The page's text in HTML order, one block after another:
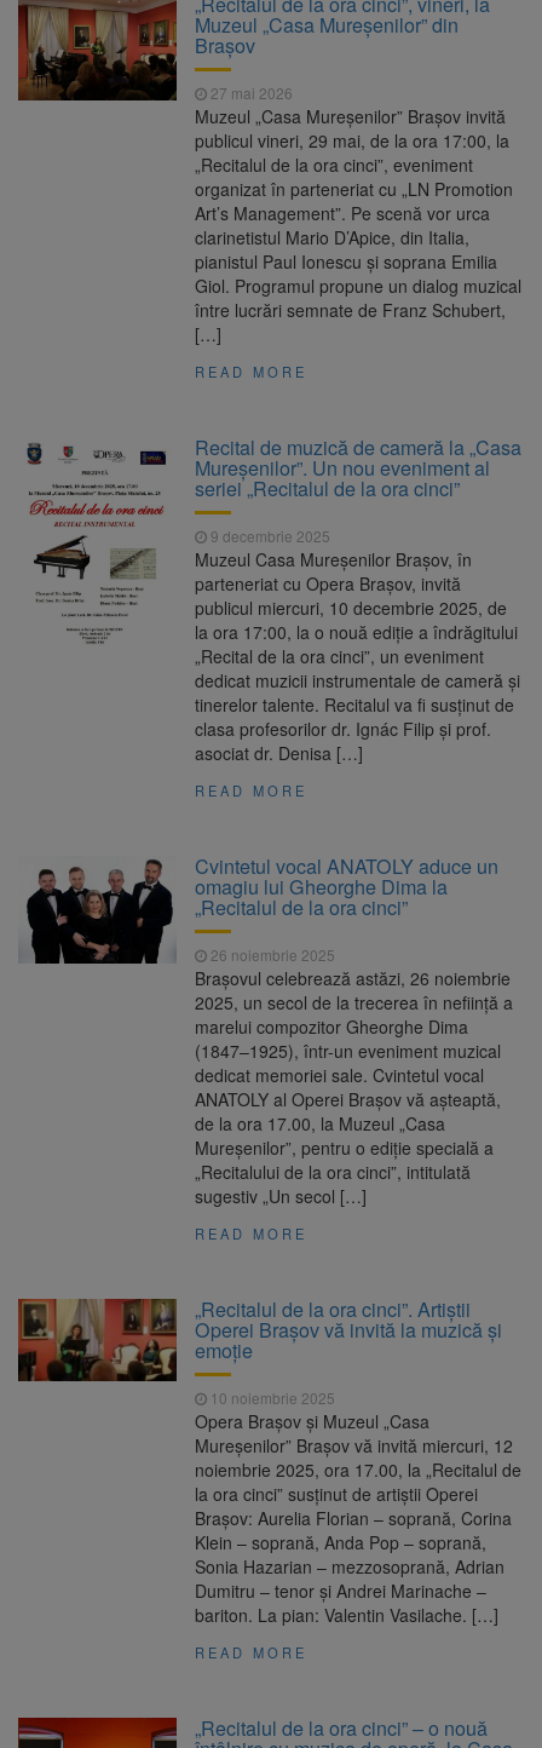
Ormeniș
6 august 2026
AUR a lansat platforma
suspeND.ro pentru urmărirea inițiativei de
suspendare a președintelui Nicușor Dan
6 august 2026
Înalta Curte analizează
dosarul lui Călin Georgescu și Horațiu Potra.
Judecătorii decid dacă începe procesul
Strategia națională pentru
biodiversitate 2026-2030, adoptată de Senat.
Proiectul merge la promulgare
Muzeul „Casa Mureșenilor” din
Brașov
27 mai 2026
Muzeul „Casa Mureșenilor” Brașov invită
publicul vineri, 29 mai, de la ora 17:00, la
„Recitalul de la ora cinci”, eveniment
organizat în parteneriat cu „LN Promotion
Art’s Management”. Pe scenă vor urca
clarinetistul Mario D’Apice, din Italia,
pianistul Paul Ionescu și soprana Emilia
Giol. Programul propune un dialog muzical
între lucrări semnate de Franz Schubert,
[…]
READ MORE
Recital de muzică de cameră la „Casa
Mureșenilor”. Un nou eveniment al
seriei „Recitalul de la ora cinci”
9 decembrie 2025
Muzeul Casa Mureșenilor Brașov, în
parteneriat cu Opera Brașov, invită
publicul miercuri, 10 decembrie 2025, de
la ora 17:00, la o nouă ediție a îndrăgitului
„Recital de la ora cinci”, un eveniment
dedicat muzicii instrumentale de cameră și
tinerelor talente. Recitalul va fi susținut de
clasa profesorilor dr. Ignác Filip și prof.
asociat dr. Denisa […]
READ MORE
Cvintetul vocal ANATOLY aduce un
omagiu lui Gheorghe Dima la
„Recitalul de la ora cinci”
26 noiembrie 2025
Brașovul celebrează astăzi, 26 noiembrie
2025, un secol de la trecerea în neființă a
marelui compozitor Gheorghe Dima
(1847–1925), într-un eveniment muzical
dedicat memoriei sale. Cvintetul vocal
ANATOLY al Operei Brașov vă așteaptă,
de la ora 17.00, la Muzeul „Casa
Mureșenilor”, pentru o ediție specială a
„Recitalului de la ora cinci”, intitulată
sugestiv „Un secol […]
READ MORE
„Recitalul de la ora cinci”. Artiștii
Operei Brașov vă invită la muzică și
emoție
10 noiembrie 2025
Opera Brașov și Muzeul „Casa
Mureșenilor” Brașov vă invită miercuri, 12
noiembrie 2025, ora 17.00, la „Recitalul de
la ora cinci” susținut de artiștii Operei
Brașov: Aurelia Florian – soprană, Corina
Klein – soprană, Anda Pop – soprană,
Sonia Hazarian – mezzosoprană, Adrian
Dumitru – tenor și Andrei Marinache –
bariton. La pian: Valentin Vasilache. […]
READ MORE
„Recitalul de la ora cinci” – o nouă